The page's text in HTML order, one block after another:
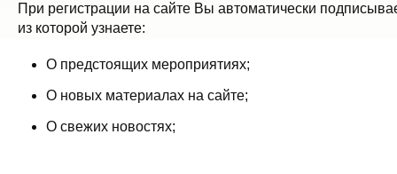
При регистрации на сайте Вы автоматически
из которой узнаете:
О предстоящих мероприятиях;
О новых материалах на сайте;
О свежих новостях;